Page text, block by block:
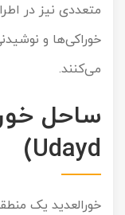
متعددی نیز در
خوراکی‌ها و
می‌کنند.
Udayd)
خورالعدید یک